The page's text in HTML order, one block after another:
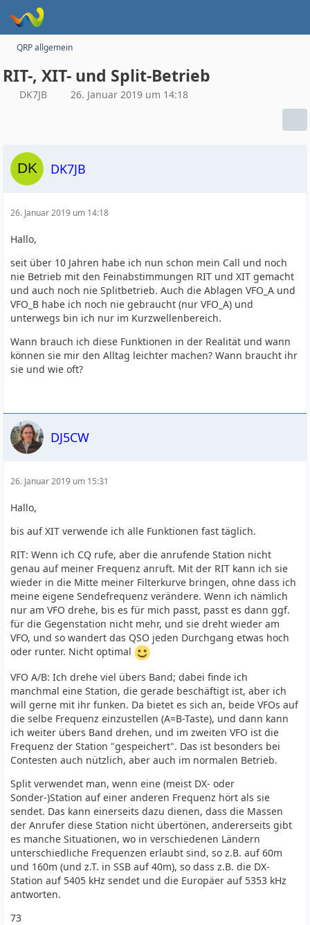
QRP allgemein
RIT-, XIT- und Split-Betrieb
DK7JB 26. Januar 2019 um 14:18
DK7JB
26. Januar 2019 um 14:18
Hallo,
seit über 10 Jahren habe ich nun schon mein Call und noch
nie Betrieb mit den Feinabstimmungen RIT und XIT gemacht
und auch noch nie Splitbetrieb. Auch die Ablagen VFO_A und
VFO_B habe ich noch nie gebraucht (nur VFO_A) und
unterwegs bin ich nur im Kurzwellenbereich.
Wann brauch ich diese Funktionen in der Realität und wann
können sie mir den Alltag leichter machen? Wann braucht ihr
sie und wie oft?
DJ5CW
26. Januar 2019 um 15:31
Hallo,
bis auf XIT verwende ich alle Funktionen fast täglich.
RIT: Wenn ich CQ rufe, aber die anrufende Station nicht
genau auf meiner Frequenz anruft. Mit der RIT kann ich sie
wieder in die Mitte meiner Filterkurve bringen, ohne dass ich
meine eigene Sendefrequenz verändere. Wenn ich nämlich
nur am VFO drehe, bis es für mich passt, passt es dann ggf.
für die Gegenstation nicht mehr, und sie dreht wieder am
VFO, und so wandert das QSO jeden Durchgang etwas hoch
oder runter. Nicht optimal
VFO A/B: Ich drehe viel übers Band; dabei finde ich
manchmal eine Station, die gerade beschäftigt ist, aber ich
will gerne mit ihr funken. Da bietet es sich an, beide VFOs auf
die selbe Frequenz einzustellen (A=B-Taste), und dann kann
ich weiter übers Band drehen, und im zweiten VFO ist die
Frequenz der Station "gespeichert". Das ist besonders bei
Contesten auch nützlich, aber auch im normalen Betrieb.
Split verwendet man, wenn eine (meist DX- oder
Sonder-)Station auf einer anderen Frequenz hört als sie
sendet. Das kann einerseits dazu dienen, dass die Massen
der Anrufer diese Station nicht übertönen, andererseits gibt
es manche Situationen, wo in verschiedenen Ländern
unterschiedliche Frequenzen erlaubt sind, so z.B. auf 60m
und 160m (und z.T. in SSB auf 40m), so dass z.B. die DX-
Station auf 5405 kHz sendet und die Europäer auf 5353 kHz
antworten.
73